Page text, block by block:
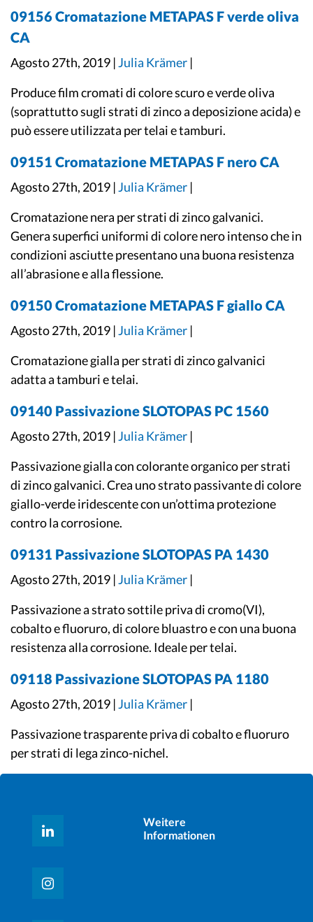
09156 Cromatazione METAPAS F verde oliva
CA
Agosto 27th, 2019 |Julia Krämer |
Produce film cromati di colore scuro e verde oliva
(soprattutto sugli strati di zinco a deposizione acida) e
può essere utilizzata per telai e tamburi.
09151 Cromatazione METAPAS F nero CA
Agosto 27th, 2019 |Julia Krämer |
Cromatazione nera per strati di zinco galvanici.
Genera superfici uniformi di colore nero intenso che in
condizioni asciutte presentano una buona resistenza
all’abrasione e alla flessione.
09150 Cromatazione METAPAS F giallo CA
Agosto 27th, 2019 |Julia Krämer |
Cromatazione gialla per strati di zinco galvanici
adatta a tamburi e telai.
09140 Passivazione SLOTOPAS PC 1560
Agosto 27th, 2019 |Julia Krämer |
Passivazione gialla con colorante organico per strati
di zinco galvanici. Crea uno strato passivante di colore
giallo-verde iridescente con un’ottima protezione
contro la corrosione.
09131 Passivazione SLOTOPAS PA 1430
Agosto 27th, 2019 |Julia Krämer |
Passivazione a strato sottile priva di cromo(VI),
cobalto e fluoruro, di colore bluastro e con una buona
resistenza alla corrosione. Ideale per telai.
09118 Passivazione SLOTOPAS PA 1180
Agosto 27th, 2019 |Julia Krämer |
Passivazione trasparente priva di cobalto e fluoruro
per strati di lega zinco-nichel.
Weitere
Informationen